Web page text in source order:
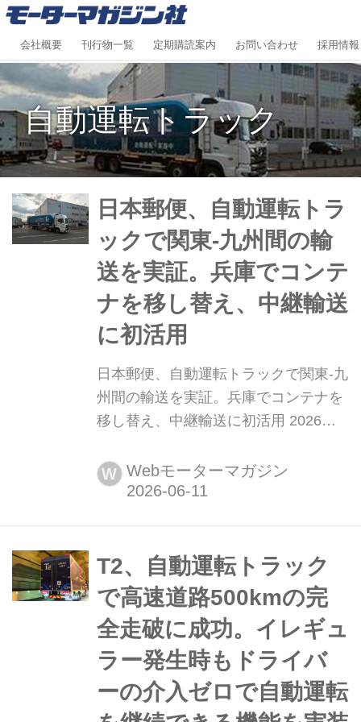
会社概要 刊行物一覧 定期購読案内 お問い合わせ 採用情報
自動運転トラック
日本郵便、自動運転トラ
ックで関東-九州間の輸
送を実証。兵庫でコンテ
ナを移し替え、中継輸送
に初活用
日本郵便、自動運転トラックで関東-九
州間の輸送を実証。兵庫でコンテナを
移し替え、中継輸送に初活用 2026年5
ー関西間で自動運転トラックを活用し
た中継輸送の実証を行い、切替拠点で
W Webモーターマガジン
T2、自動運転トラック
で高速道路500kmの完
全走破に成功。イレギュ
ラー発生時もドライバ
ーの介入ゼロで自動運転